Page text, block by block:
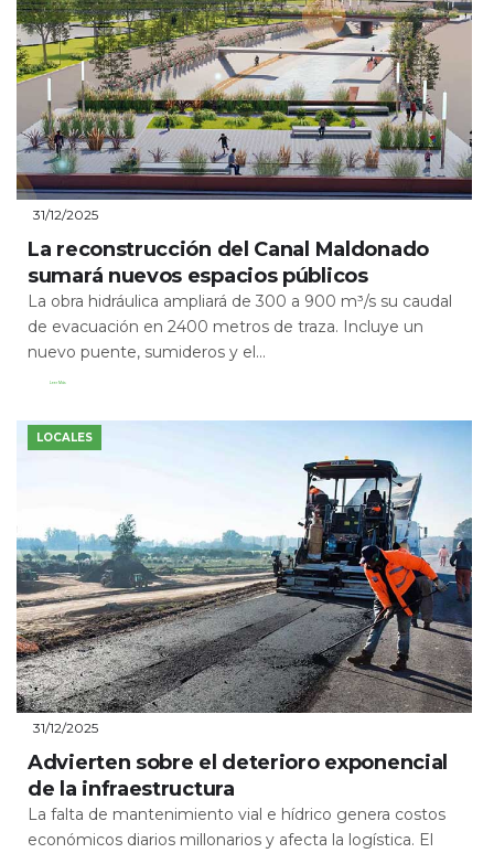
31/12/2025
La reconstrucción del Canal Maldonado
sumará nuevos espacios públicos
La obra hidráulica ampliará de 300 a 900 m³/s su caudal
de evacuación en 2400 metros de traza. Incluye un
nuevo puente, sumideros y el...
Leer Más
LOCALES
31/12/2025
Advierten sobre el deterioro exponencial
de la infraestructura
La falta de mantenimiento vial e hídrico genera costos
económicos diarios millonarios y afecta la logística. El